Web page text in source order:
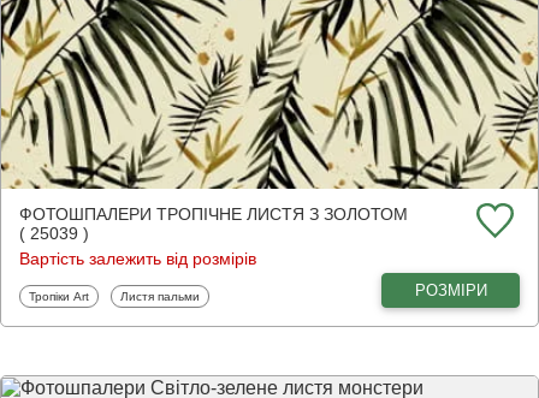
ФОТОШПАЛЕРИ ТРОПІЧНЕ ЛИСТЯ З ЗОЛОТОМ
( 25039 )
Вартість залежить від розмірів
Фотошпалери
Тропіки Art Фотошпалери
Листя пальми РОЗМІРИ